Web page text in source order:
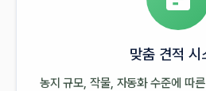
맞춤 견적 시
농지 규모, 작물, 자동화 수준에 따